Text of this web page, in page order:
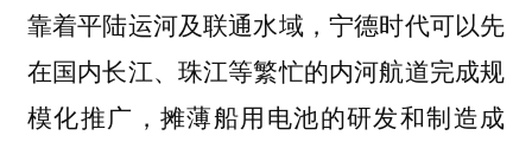
靠着平陆运河及联通水域，宁德时代可以先
在国内长江、珠江等繁忙的内河航道完成规
模化推广，摊薄船用电池的研发和制造成